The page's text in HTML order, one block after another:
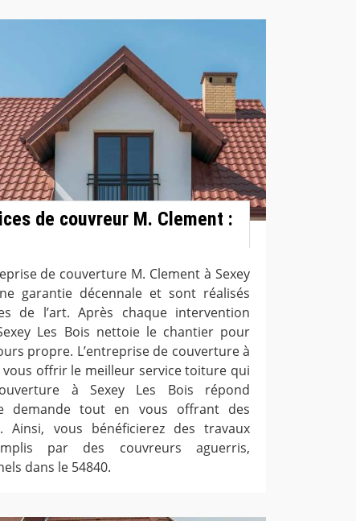
de couvreur M. Clement :
de couverture M. Clement à Sexey
garantie décennale et sont réalisés
de l’art. Après chaque intervention
Les Bois nettoie le chantier pour
propre. L’entreprise de couverture à
vous offrir le meilleur service toiture qui
à Sexey Les Bois répond
demande tout en vous offrant des
Ainsi, vous bénéficierez des travaux
par des couvreurs aguerris,
dans le 54840.